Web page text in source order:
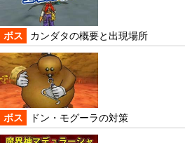
ボス カンダタの概要と出現場所
ボス ドン・モグーラの対策